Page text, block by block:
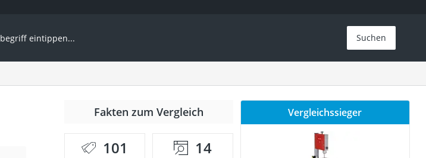
Suchen
Fakten zum Vergleich
101 14
Vergleichssieger